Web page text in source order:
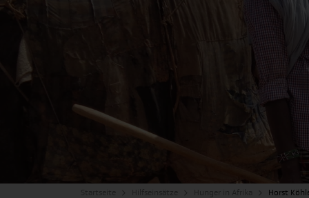
Horst